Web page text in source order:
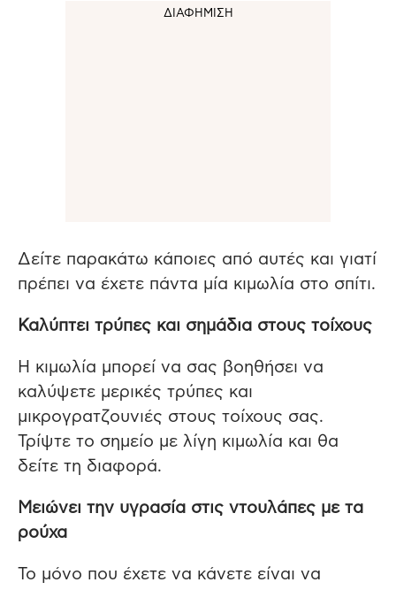
Δείτε παρακάτω κάποιες από αυτές και γιατί
πρέπει να έχετε πάντα μία κιμωλία στο σπίτι.
Καλύπτει τρύπες και σημάδια στους τοίχους
Η κιμωλία μπορεί να σας βοηθήσει να
καλύψετε μερικές τρύπες και
μικρογρατζουνιές στους τοίχους σας.
Τρίψτε το σημείο με λίγη κιμωλία και θα
δείτε τη διαφορά.
Μειώνει την υγρασία στις ντουλάπες με τα
ρούχα
Το μόνο που έχετε να κάνετε είναι να